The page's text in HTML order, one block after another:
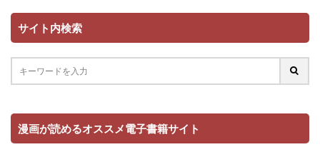
サイト内検索
漫画が読めるオススメ電子書籍サイト